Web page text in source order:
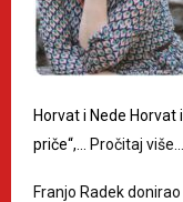
Horvat i Nede Horvat
priče“,… Pročitaj više…
Franjo Radek